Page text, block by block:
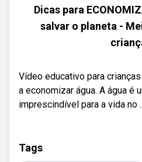
Dicas para
salvar o planeta -
Vídeo educativo para
a economizar água. A água é
imprescindível para a vida no
Tags